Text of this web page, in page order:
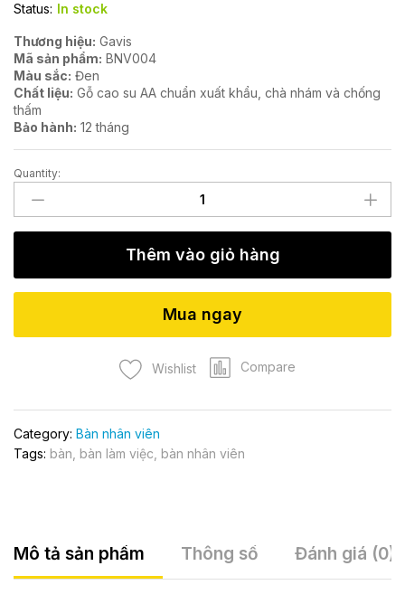
Status: In stock
Thương hiệu: Gavis
Mã sản phẩm: BNV004
Màu sắc: Đen
Chất liệu: Gỗ cao su AA chuẩn xuất khẩu, chà nhám và chống
thấm
Bảo hành: 12 tháng
Bàn
làm
việc
gỗ
su
BNV004
Quantity:
Thêm vào giỏ hàng
Wishlist Compare
Mua ngay
Category: Bàn nhân viên
Tags: bàn bàn làm việc bàn nhân viên
Mô tả sản phẩm Thông số Đánh giá (0)